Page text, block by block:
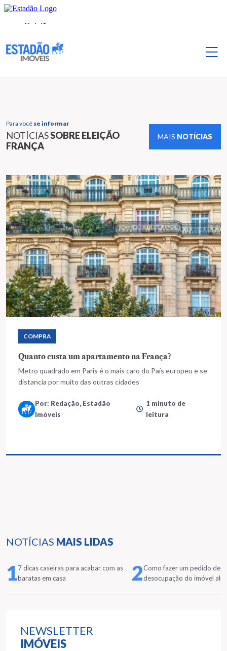
Para você se informar
NOTÍCIASSOBRE ELEIÇÃO
FRANÇA
MAIS NOTÍCIAS
NOTÍCIAS MAIS LIDAS
17 dicas caseiras para acabar com as
baratas em casa
2Como fazer um pedido de
desocupação do imóvel
NEWSLETTER
IMÓVEIS
COMPRA
Quanto custa um apartamento na França?
Metro quadrado em Paris é o mais caro do País europeu e se
distancia por muito das outras cidades
Por: Redação, Estadão
Imóveis
1 minuto de
leitura